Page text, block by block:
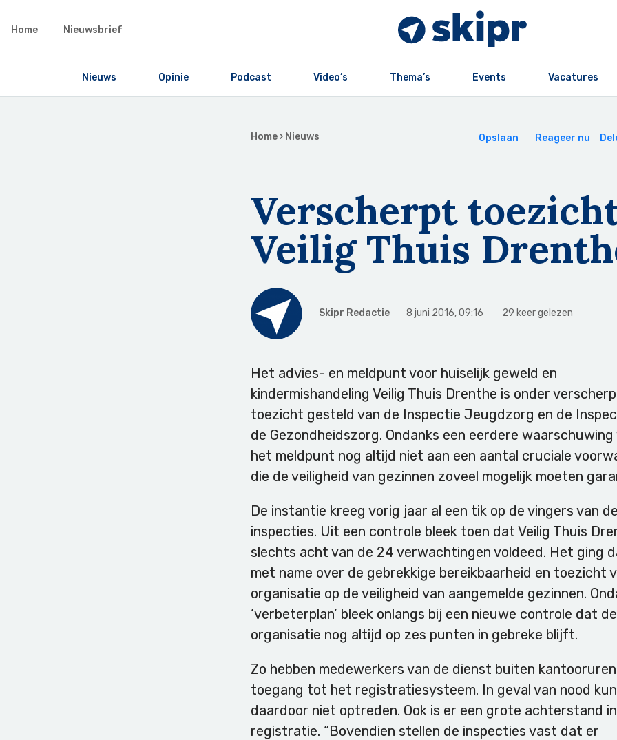
Home Nieuwsbrief
Nieuws Opinie Podcast Video’s Thema’s Events Vacatures
Home › Nieuws Opslaan Reageer nu
Verscherpt
Veilig Thuis
Skipr Redactie 8 juni 2016,09:16 29 keer gelezen
Het advies- en meldpunt voor huiselijk geweld en
kindermishandeling Veilig Thuis Drenthe is onder
toezicht gesteld van de Inspectie Jeugdzorg en de
de Gezondheidszorg. Ondanks een eerdere
het meldpunt nog altijd niet aan een aantal cruciale
die de veiligheid van gezinnen zoveel mogelijk moeten
De instantie kreeg vorig jaar al een tik op de vingers van de
inspecties. Uit een controle bleek toen dat Veilig Thuis
slechts acht van de 24 verwachtingen voldeed. Het ging
met name over de gebrekkige bereikbaarheid en toezicht
organisatie op de veiligheid van aangemelde gezinnen.
‘verbeterplan’ bleek onlangs bij een nieuwe controle dat de
organisatie nog altijd op zes punten in gebreke blijft.
Zo hebben medewerkers van de dienst buiten
toegang tot het registratiesysteem. In geval van nood
daardoor niet optreden. Ook is er een grote achterstand
registratie. “Bovendien stellen de inspecties vast dat er